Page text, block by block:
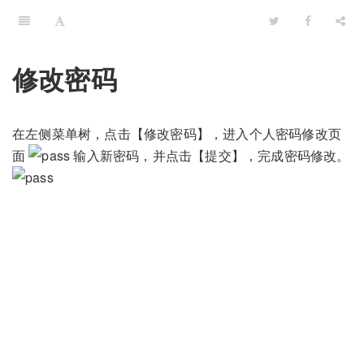
修改密码
在左侧菜单树，点击【修改密码】，进入个人密码修改页
面
输入新密码，并点击【提交】，完成密码修改。